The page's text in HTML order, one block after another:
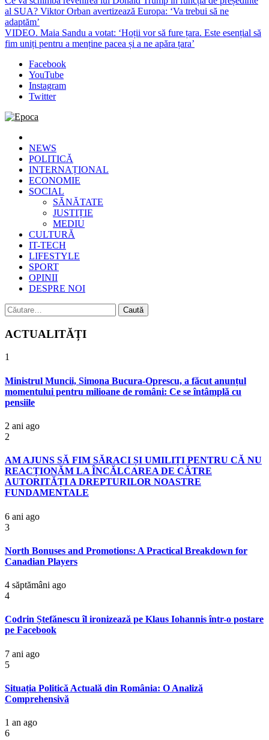
al SUA? Viktor Orban avertizează Europa: ‘Va trebui să ne
adaptăm’
VIDEO. Maia Sandu a votat: ‘Hoții vor să fure țara. Este esențial să
fim uniți pentru a menține pacea și a ne apăra țara’
Facebook
YouTube
Instagram
Twitter
Epoca
Cele mai noi știri online din România
NEWS
POLITICĂ
INTERNAȚIONAL
ECONOMIE
SOCIAL
SĂNĂTATE
JUSTIȚIE
MEDIU
CULTURĂ
IT-TECH
LIFESTYLE
SPORT
OPINII
DESPRE NOI
Caută
după:
ACTUALITĂȚI
1
Ministrul Muncii, Simona Bucura-Oprescu, a făcut anunțul
momentului pentru milioane de români: Ce se întâmplă cu
pensiile
2 ani ago
2
AM AJUNS SĂ FIM SĂRACI ȘI UMILIȚI PENTRU CĂ NU
REACȚIONĂM LA ÎNCĂLCAREA DE CĂTRE
AUTORITĂȚI A DREPTURILOR NOASTRE
FUNDAMENTALE
6 ani ago
3
North Bonuses and Promotions: A Practical Breakdown for
Canadian Players
4 săptămâni ago
4
Codrin Ștefănescu îl ironizează pe Klaus Iohannis într-o postare
pe Facebook
7 ani ago
5
Situația Politică Actuală din România: O Analiză
Comprehensivă
1 an ago
6